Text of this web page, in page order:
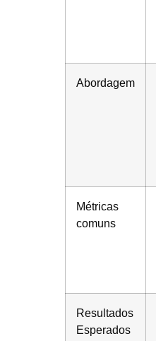
Abordagem
Métricas
comuns
Resultados
Esperados